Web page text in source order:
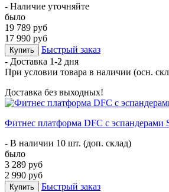
- Наличие уточняйте
было
19 789 руб
17 990 руб
Купить
Быстрый заказ
- Доставка 1-2 дня
При условии товара в наличии (осн.
Доставка без выходных!
Фитнес платформа DFC с эспандерами
- В наличии 10 шт. (доп. склад)
было
3 289 руб
2 990 руб
Купить
Быстрый заказ